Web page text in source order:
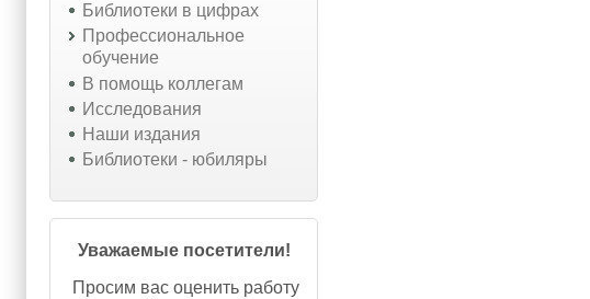
Библиотеки в цифрах
Профессиональное
обучение
В помощь коллегам
Исследования
Наши издания
Библиотеки - юбиляры
Уважаемые посетители!
Просим вас оценить работу